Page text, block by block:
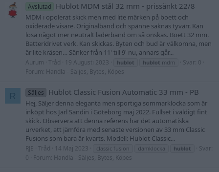
Avslutad Hublot MDM stål 32 mm - prissänkt 22/8
MDM i opolerat skick men med lite märken på boett och
oxiderade visare. Originalband och spänne saknas tyvärr. Kan
lösa något mer neutralt läderband om så önskas. Boett 32 mm.
Batteridrivet verk. Kan skickas. Byten och bud är välkomna, men
är lite kräsen… Sänker från 11' till 9' nu, annars går...
Aurum Tråd 19 Augusti 2023 hublot hublot mdm
Svar: 0
Forum: Handla - Säljes, Bytes, Köpes
R Säljes Hublot Classic Fusion Automatic 33 mm - PB
Hej, Säljer denna eleganta men sportiga sommarklocka som är
inköpt hos Jarl Sandin i Göteborg maj 2022. Fullset i väldigt fint
skick. Observera att denna referens har det automatiska
urverket, att jämföra med senaste versionen av 33 mm Classic
Fusions som bara är kvarts. Modell: Hublot Classic...
RJE Tråd 14 Maj 2023 classic fusion damklocka hublot
Svar:
0
Forum: Handla - Säljes, Bytes, Köpes